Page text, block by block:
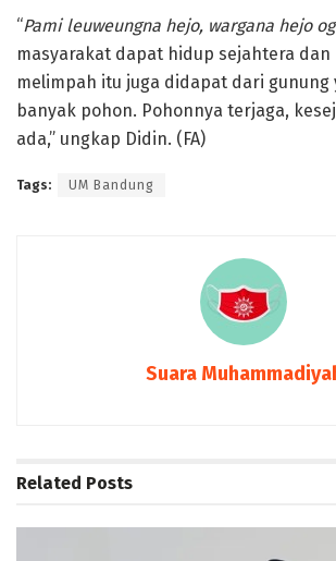
“Pami leuweungna hejo, wargana hejo
masyarakat dapat hidup sejahtera
melimpah itu juga didapat dari gunung
banyak pohon. Pohonnya terjaga,
ada,” ungkap Didin. (FA)
Tags: UM Bandung
Suara
Related Posts